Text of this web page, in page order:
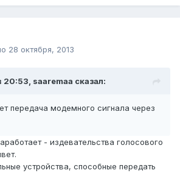
28 октября, 2013
20:53, saaremaa сказал:
передача модемного сигнала через
- издевательства голосового
устройства, способные передать